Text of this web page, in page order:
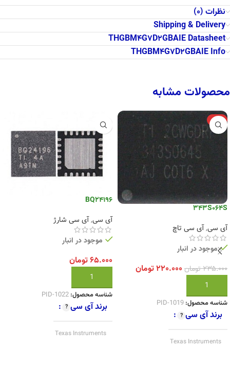
نظرات (0)
Shipping & Delivery
THGBM4G7D2GBAIE Datasheet
THGBM4G7D2GBAIE Info
محصولات مشابه
-6%
343S064S
آی سی,آی سی تاچ
موجود در انبار
۲۳۵.۰۰۰تومان ۲۲۰.۰۰۰تومان
افزودن به سبد خرید
شناسه محصول: PID-1019
برند آی سی
Texas Instruments
BQ24196
آی سی,آی سی شارژ
موجود در انبار
۶۵.۰۰۰تومان
افزودن به سبد خرید
شناسه محصول: PID-1022
برند آی سی
Texas Instruments